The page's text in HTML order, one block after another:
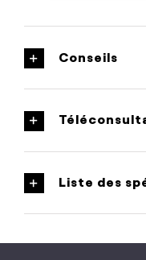
Conseils
Liste des